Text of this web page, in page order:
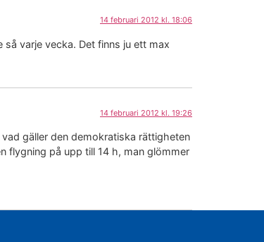
14 februari 2012 kl. 18:06
varje vecka. Det finns ju ett max
14 februari 2012 kl. 19:26
gäller den demokratiska rättigheten
flygning på upp till 14 h, man glömmer